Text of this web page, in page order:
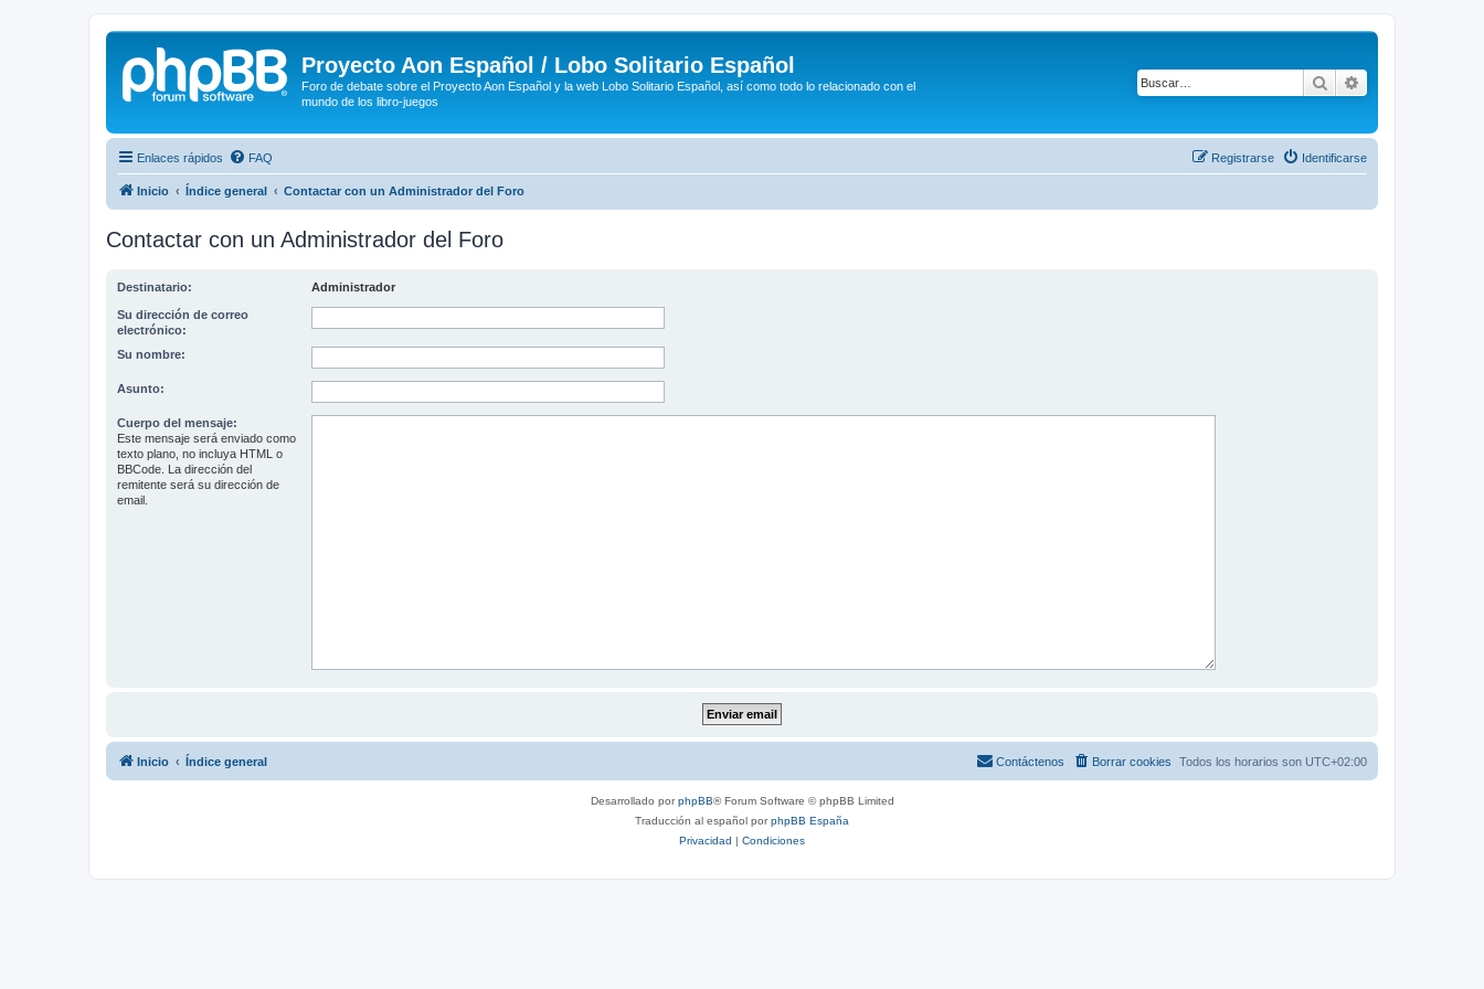
Proyecto Aon Español / Lobo Solitario Español
Foro de debate sobre el Proyecto Aon Español y la web Lobo Solitario Español, así como todo lo relacionado con el
mundo de los libro-juegos
Buscar
Enlaces rápidos FAQ Identificarse
Registrarse
Inicio Índice general Contactar con un Administrador del Foro
Contactar con un Administrador del Foro
Destinatario: Administrador
Su dirección de correo
electrónico:
Su nombre:
Asunto:
Cuerpo del mensaje:
Este mensaje será enviado como
texto plano, no incluya HTML o
BBCode. La dirección del
remitente será su dirección de
email.
Inicio Índice general Todos los horarios son UTC+02:00
Borrar cookies
Contáctenos
Desarrollado porphpBB® Forum Software © phpBB Limited
Traducción al español porphpBB España
Privacidad | Condiciones